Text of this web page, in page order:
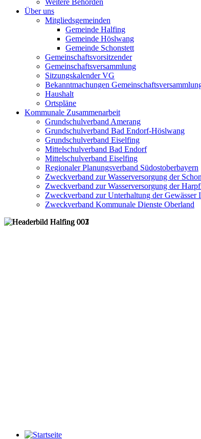
Weitere Behörden
Über uns
Mitgliedsgemeinden
Gemeinde Halfing
Gemeinde Höslwang
Gemeinde Schonstett
Gemeinschaftsvorsitzender
Gemeinschaftsversammlung
Sitzungskalender VG
Bekanntmachungen
Haushalt
Ortspläne
Kommunale Zusammenarbeit
Grundschulverband Amerang
Grundschulverband Bad Endorf-Höslwang
Grundschulverband Eiselfing
Mittelschulverband Bad Endorf
Mittelschulverband Eiselfing
Regionaler Planungsverband Südostoberbayern
Zweckverband zur Wasserversorgung der
Zweckverband zur Wasserversorgung der
Zweckverband zur Unterhaltung der
Zweckverband Kommunale Dienste Oberland